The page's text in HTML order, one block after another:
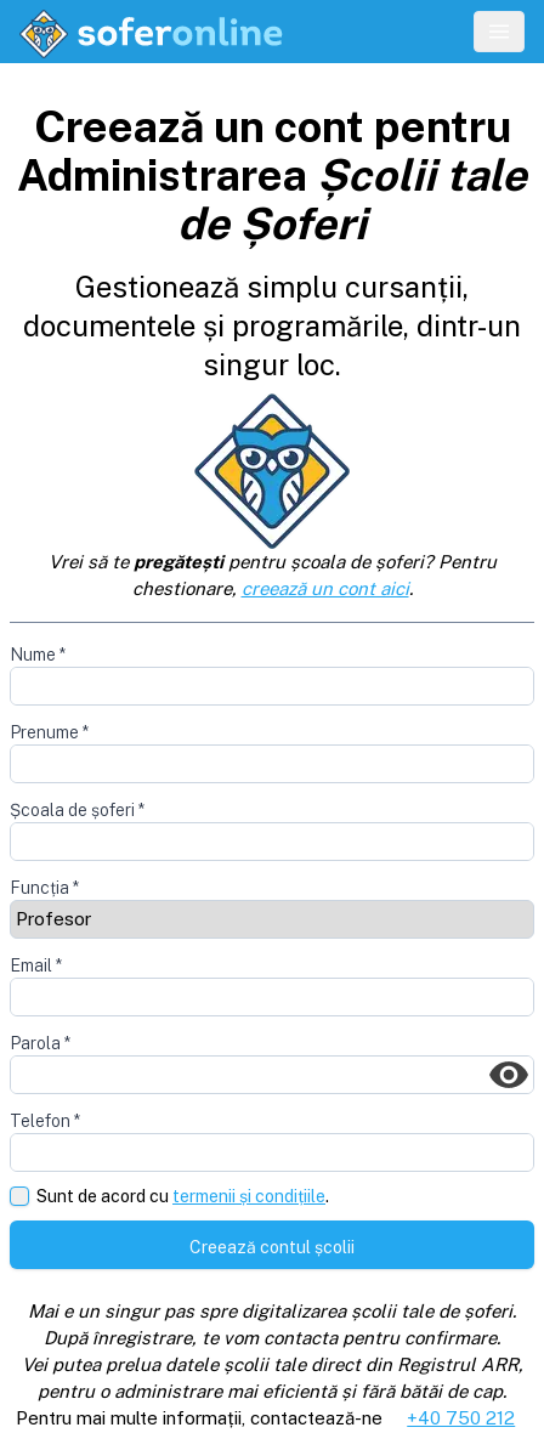
Creează un cont pentru
Administrarea Școlii tale
de Șoferi
Gestionează simplu cursanții,
documentele și programările, dintr-un
singur loc.
Vrei să te pregăteștipentru școala de șoferi? Pentru
chestionare, creează un cont aici.
Nume *
Prenume *
Școala de șoferi *
Funcția *
Email *
Parola *
Telefon *
Sunt de acord cu termenii și condițiile.
Creează contul școlii
Mai e un singur pas spre digitalizarea școlii tale de șoferi.
După înregistrare, te vom contacta pentru confirmare.
Vei putea prelua datele școlii tale direct din Registrul ARR,
pentru o administrare mai eficientă și fără bătăi de cap.
Pentru mai multe informații, contactează-ne
+40 750 212